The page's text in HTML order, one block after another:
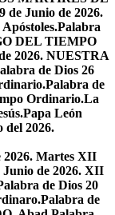
de Junio de 2026.
Palabra
DEL TIEMPO
2026. NUESTRA
de Dios 26
Palabra de
Ordinario.La
Papa León
del 2026.
2026. Martes XII
Junio de 2026. XII
de Dios 20
Palabra de